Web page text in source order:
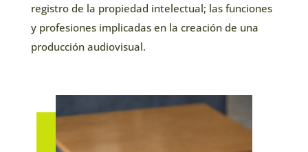
registro de la propiedad intelectual; las funciones
y profesiones implicadas en la creación de una
producción audiovisual.